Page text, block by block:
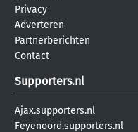
Privacy
Adverteren
Partnerberichten
Contact
Supporters.nl
Ajax.supporters.nl
Feyenoord.supporters.nl